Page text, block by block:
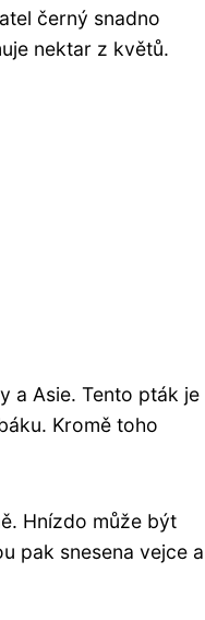
černý snadno
nektar z květů.
a Asie. Tento pták je
Kromě toho
Hnízdo může být
pak snesena vejce a